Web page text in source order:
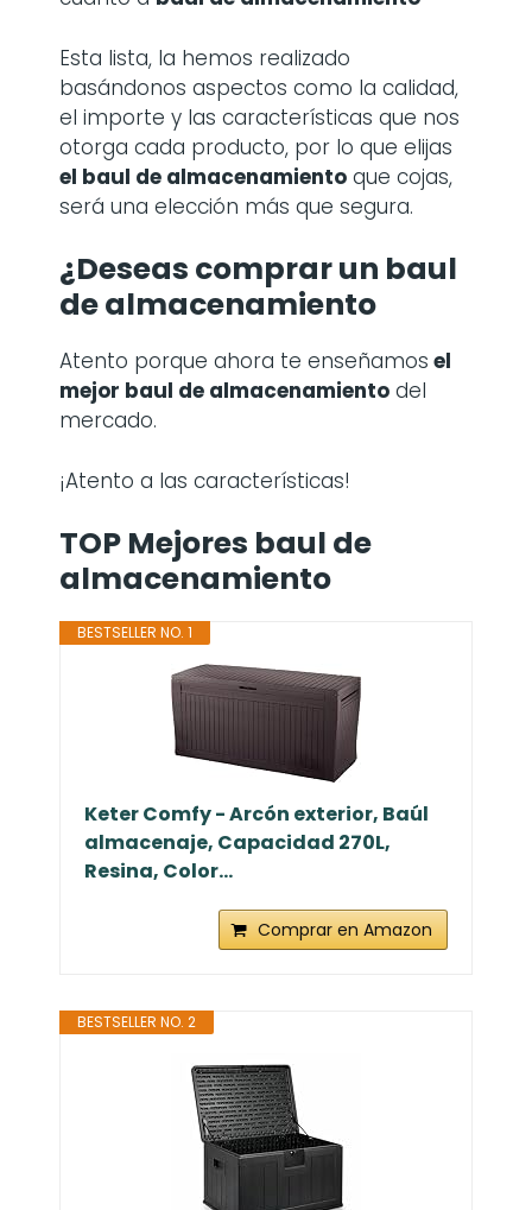
Esta lista, la hemos realizado
basándonos aspectos como la calidad,
el importe y las características que nos
otorga cada producto, por lo que elijas
el baul de almacenamiento que cojas,
será una elección más que segura.
¿Deseas comprar un baul
de almacenamiento
Atento porque ahora te enseñamos el
mejor baul de almacenamiento del
mercado.
¡Atento a las características!
TOP Mejores baul de
almacenamiento
BESTSELLER NO. 1
Keter Comfy - Arcón exterior, Baúl
almacenaje, Capacidad 270L,
Resina, Color...
Comprar en Amazon
BESTSELLER NO. 2